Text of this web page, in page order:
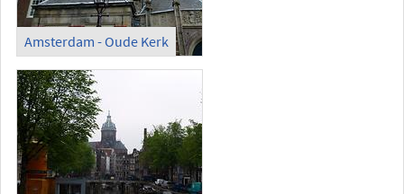
Amsterdam - Oude Kerk